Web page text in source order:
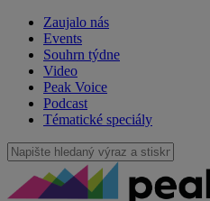
Zaujalo nás
Events
Souhrn týdne
Video
Peak Voice
Podcast
Tématické speciály